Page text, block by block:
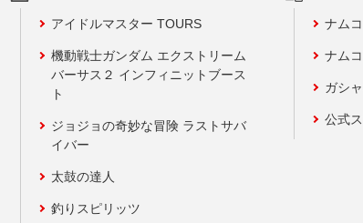
アイドルマスター TOURS
機動戦士ガンダム エクストリーム
バーサス２ インフィニットブース
ト
ジョジョの奇妙な冒険 ラストサバ
イバー
太鼓の達人
釣りスピリッツ
ナム
ナム
ガシ
公式